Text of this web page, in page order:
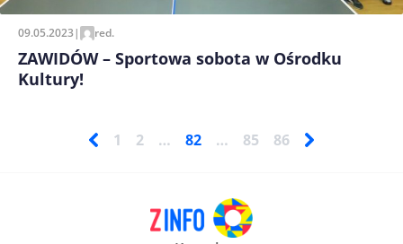
09.05.2023| red.
ZAWIDÓW – Sportowa sobota w Ośrodku
Kultury!
1 2 … 82 … 85 86